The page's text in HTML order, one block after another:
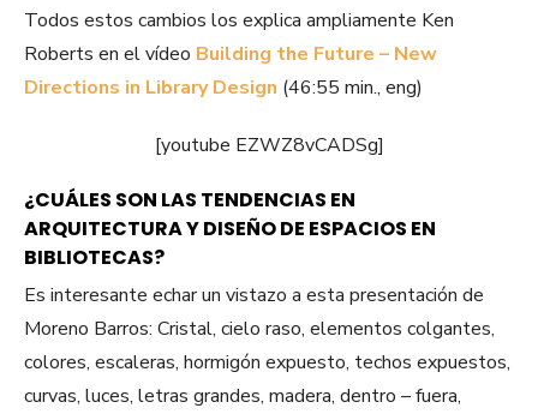
Todos estos cambios los explica ampliamente Ken
Roberts en el vídeo Building the Future – New
Directions in Library Design (46:55 min., eng)
[youtube EZWZ8vCADSg]
¿CUÁLES SON LAS TENDENCIAS EN
ARQUITECTURA Y DISEÑO DE ESPACIOS EN
BIBLIOTECAS?
Es interesante echar un vistazo a esta presentación de
Moreno Barros: Cristal, cielo raso, elementos colgantes,
colores, escaleras, hormigón expuesto, techos expuestos,
curvas, luces, letras grandes, madera, dentro – fuera,